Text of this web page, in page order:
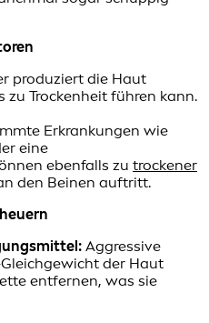
produziert die Haut
zu Trockenheit führen kann.
Erkrankungen wie
eine
ebenfalls zu trockener
den Beinen auftritt.
Aggressive
der Haut
entfernen, was sie